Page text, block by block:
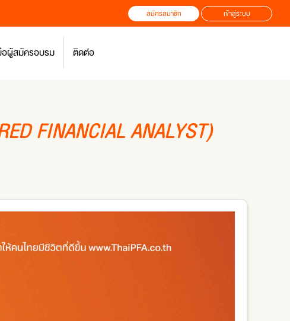
สมัครสมาชิก เข้าสู่ระบบ
ผู้สมัครอบรม ติดต่อ
FINANCIAL ANALYST)